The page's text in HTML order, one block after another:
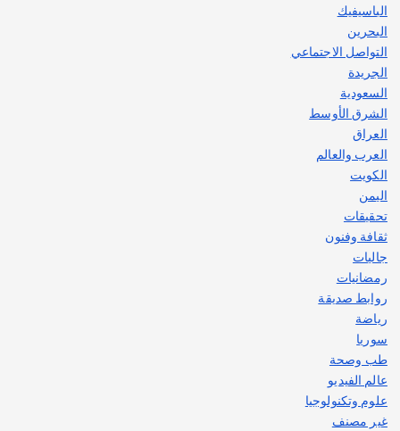
الباسيفيك
البحرين
التواصل الاجتماعي
الجريدة
السعودية
الشرق الأوسط
العراق
العرب والعالم
الكويت
اليمن
تحقيقات
ثقافة وفنون
جاليات
رمضانيات
روابط صديقة
رياضة
سوريا
طب وصحة
عالم الفيديو
علوم وتكنولوجيا
غير مصنف